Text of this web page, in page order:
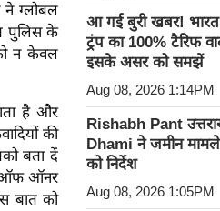
ने ग्लोबल
पुलिस के
न केवल
है और
की
बता दें
ऑफ ऑनर
बात को
आ गई बुरी खबर! भारत
ट्रंप का 100% टैरिफ
इसके असर को समझें
Aug 08, 2026 1:14PM
Rishabh Pant
Dhami ने जमीन मामले
को निर्देश
Aug 08, 2026 1:05PM